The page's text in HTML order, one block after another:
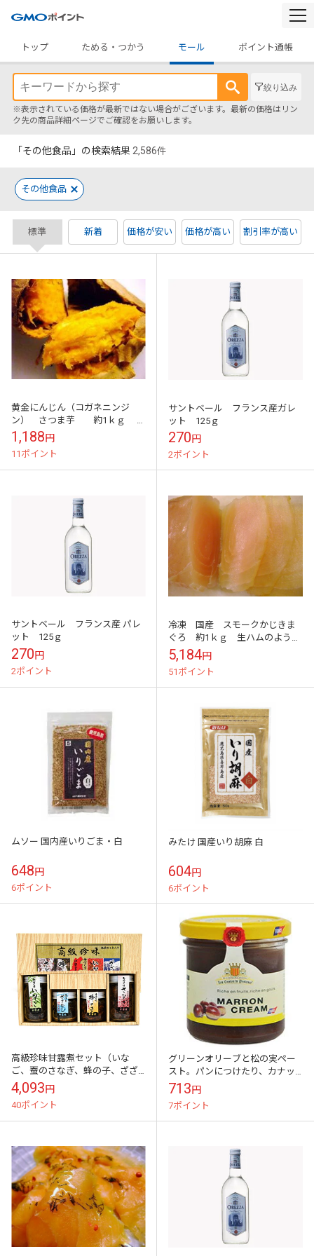
トップ
ためる・つかう モール ポイント通帳
絞り込み
※表示されている価格が最新ではない場合がございます。最新の価格はリン
ク先の商品詳細ページでご確認をお願いします。
「その他食品」の検索結果 2,586件
その他食品
標準 新着 価格が安い 価格が高い 割引率が高い
黄金にんじん（コガネニンジ
ン） さつま芋 約1ｋｇ
指宿
1,188円
11ポイント
サントベール フランス産ガレ
ット 125ｇ
270円
2ポイント
サントベール フランス産 パレ
ット 125ｇ
270円
2ポイント
冷凍 国産 スモークかじきま
ぐろ 約1ｋｇ 生ハムのような
味わい
5,184円
51ポイント
ムソー 国内産いりごま・白
648円
6ポイント
みたけ 国産いり胡麻 白
604円
6ポイント
高級珍味甘露煮セット（いな
ご、蚕のさなぎ、蜂の子、ざざ
むし）
4,093円
40ポイント
グリーンオリーブと松の実ペー
スト。パンにつけたり、カナッ
ペに♪
713円
7ポイント